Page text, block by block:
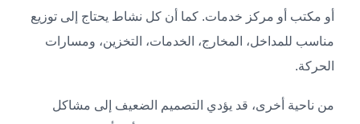
أو مكتب أو مركز خدمات. كما أن كل نشاط يحتاج إلى توزيع
مناسب للمداخل، المخارج، الخدمات، التخزين، ومسارات
الحركة.
من ناحية أخرى، قد يؤدي التصميم الضعيف إلى مشاكل